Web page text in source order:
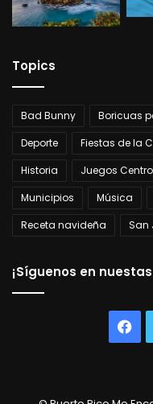
Topics
Bad Bunny Boricuas
Deporte
Fiestas de la
Historia
Juegos
Municipios
Música
Receta navideña
San
¡Síguenos en